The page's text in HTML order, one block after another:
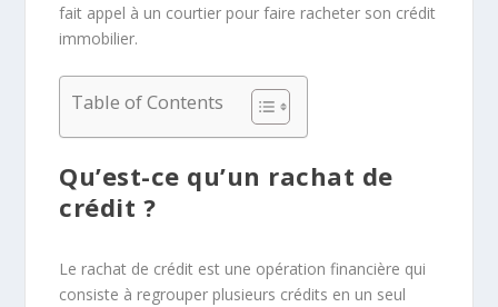
fait appel à un courtier pour faire racheter son crédit
immobilier.
Table of Contents
Qu’est-ce qu’un rachat de
crédit ?
Le rachat de crédit est une opération financière qui
consiste à regrouper plusieurs crédits en un seul